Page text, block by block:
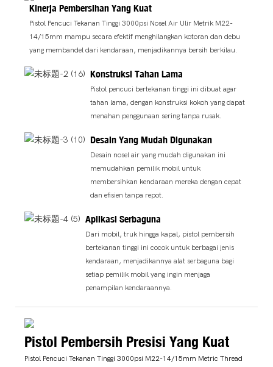
Kinerja Pembersihan Yang Kuat
Pistol Pencuci Tekanan Tinggi 3000psi Nosel Air Ulir Metrik M22-
14/15mm mampu secara efektif menghilangkan kotoran dan debu
yang membandel dari kendaraan, menjadikannya bersih berkilau.
Konstruksi Tahan Lama
Pistol pencuci bertekanan tinggi ini dibuat agar
tahan lama, dengan konstruksi kokoh yang dapat
menahan penggunaan sering tanpa rusak.
Desain Yang Mudah Digunakan
Desain nosel air yang mudah digunakan ini
memudahkan pemilik mobil untuk
membersihkan kendaraan mereka dengan cepat
dan efisien tanpa repot.
Aplikasi Serbaguna
Dari mobil, truk hingga kapal, pistol pembersih
bertekanan tinggi ini cocok untuk berbagai jenis
kendaraan, menjadikannya alat serbaguna bagi
setiap pemilik mobil yang ingin menjaga
penampilan kendaraannya.
Pistol Pembersih Presisi Yang Kuat
Pistol Pencuci Tekanan Tinggi 3000psi M22-14/15mm Metric Thread